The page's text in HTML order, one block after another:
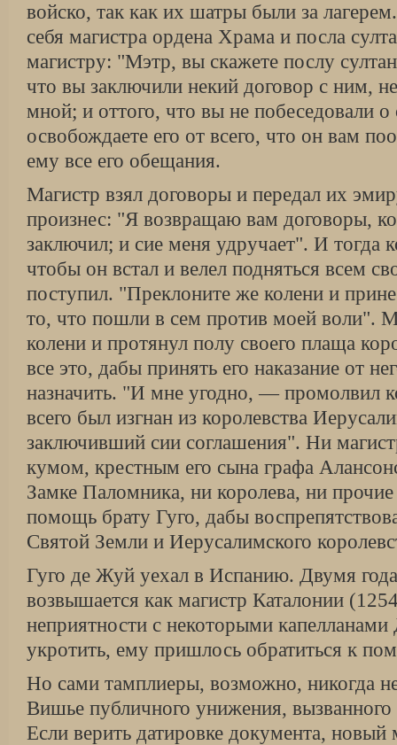
войско, так как их шатры были за
себя магистра ордена Храма и посла
магистру: "Мэтр, вы скажете послу
что вы заключили некий договор с ним,
мной; и оттого, что вы не побеседовали
освобождаете его от всего, что он вам
ему все его обещания.
Магистр взял договоры и передал их
произнес: "Я возвращаю вам договоры,
заключил; и сие меня удручает". И тогда
чтобы он встал и велел подняться всем
поступил. "Преклоните же колени и
то, что пошли в сем против моей воли".
колени и протянул полу своего плаща
все это, дабы принять его наказание от
назначить. "И мне угодно, — промолвил
всего был изгнан из королевства
заключивший сии соглашения". Ни
кумом, крестным его сына графа
Замке Паломника, ни королева, ни
помощь брату Гуго, дабы
Святой Земли и Иерусалимского
Гуго де Жуй уехал в Испанию. Двумя
возвышается как магистр Каталонии
неприятности с некоторыми
укротить, ему пришлось обратиться к
Но сами тамплиеры, возможно, никогда
Вишье публичного унижения,
Если верить датировке документа, новый